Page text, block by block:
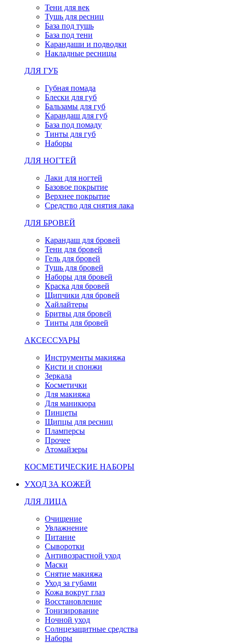
Тени для век
Тушь для ресниц
База под тушь
База под тени
Карандаши и подводки
Накладные ресницы
ДЛЯ ГУБ
Губная помада
Блески для губ
Бальзамы для губ
Карандаш для губ
База под помаду
Тинты для губ
Наборы
ДЛЯ НОГТЕЙ
Лаки для ногтей
Базовое покрытие
Верхнее покрытие
Средство для снятия лака
ДЛЯ БРОВЕЙ
Карандаш для бровей
Тени для бровей
Гель для бровей
Тушь для бровей
Наборы для бровей
Краска для бровей
Щипчики для бровей
Хайлайтеры
Бритвы для бровей
Тинты для бровей
АКСЕССУАРЫ
Инструменты макияжа
Кисти и спонжи
Зеркала
Косметички
Для макияжа
Для маникюра
Пинцеты
Щипцы для ресниц
Пламперсы
Прочее
Атомайзеры
КОСМЕТИЧЕСКИЕ НАБОРЫ
УХОД ЗА КОЖЕЙ
ДЛЯ ЛИЦА
Очищение
Увлажнение
Питание
Сыворотки
Антивозрастной уход
Маски
Снятие макияжа
Уход за губами
Кожа вокруг глаз
Восстановление
Тонизирование
Ночной уход
Солнцезащитные средства
Наборы